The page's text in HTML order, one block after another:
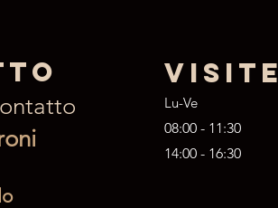
VISITE
Lu-Ve
08:00 - 11:30
14:00 - 16:30